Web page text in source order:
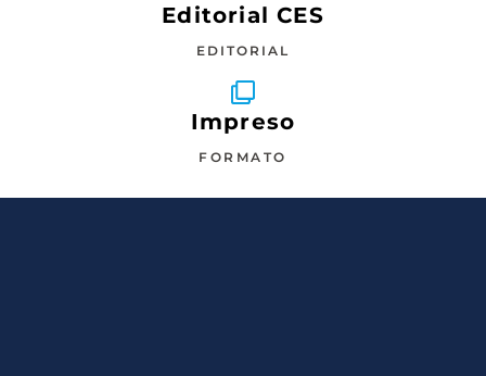
Editorial CES
EDITORIAL
Impreso
FORMATO